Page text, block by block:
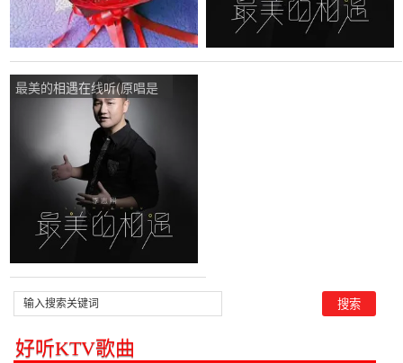
最美的相遇在线听(原唱是
李志洲)，心有所属。演唱
好听KTV歌曲